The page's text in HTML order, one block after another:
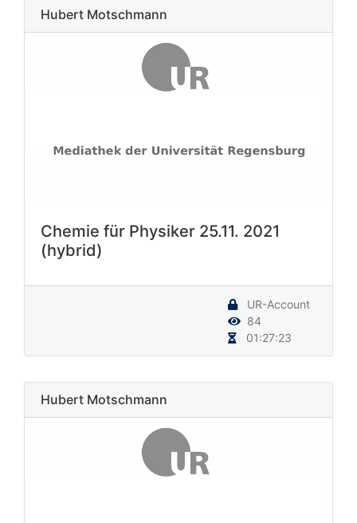
Hubert Motschmann
Chemie für Physiker 25.11. 2021
(hybrid)
UR-Account
84
01:27:23
Hubert Motschmann